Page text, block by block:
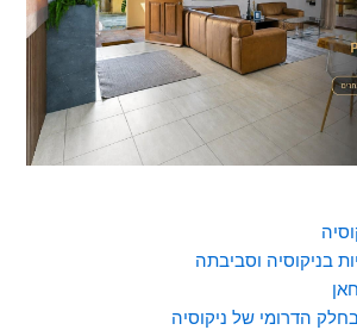
בניקוסיה וסביבתה
הדרומי של ניקוסיה